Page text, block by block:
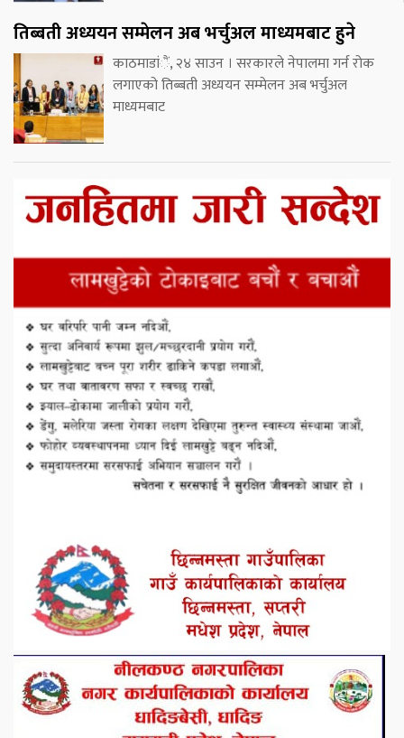
तिब्बती अध्ययन सम्मेलन अब भर्चुअल माध्यमबाट हुने
काठमाडांैं, २४ साउन । सरकारले नेपालमा गर्न रोक
लगाएको तिब्बती अध्ययन सम्मेलन अब भर्चुअल
माध्यमबाट